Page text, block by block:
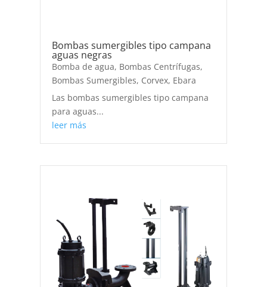
Bombas sumergibles tipo campana
aguas negras
Bomba de agua, Bombas Centrífugas,
Bombas Sumergibles, Corvex, Ebara
Las bombas sumergibles tipo campana
para aguas...
leer más